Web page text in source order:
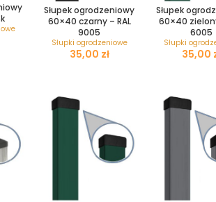
Słupek ogrodzeniowy
60×40 czarny – RAL
9005
Słupki ogrodzeniowe
zł
Słupek
60×40
6005
Słupki